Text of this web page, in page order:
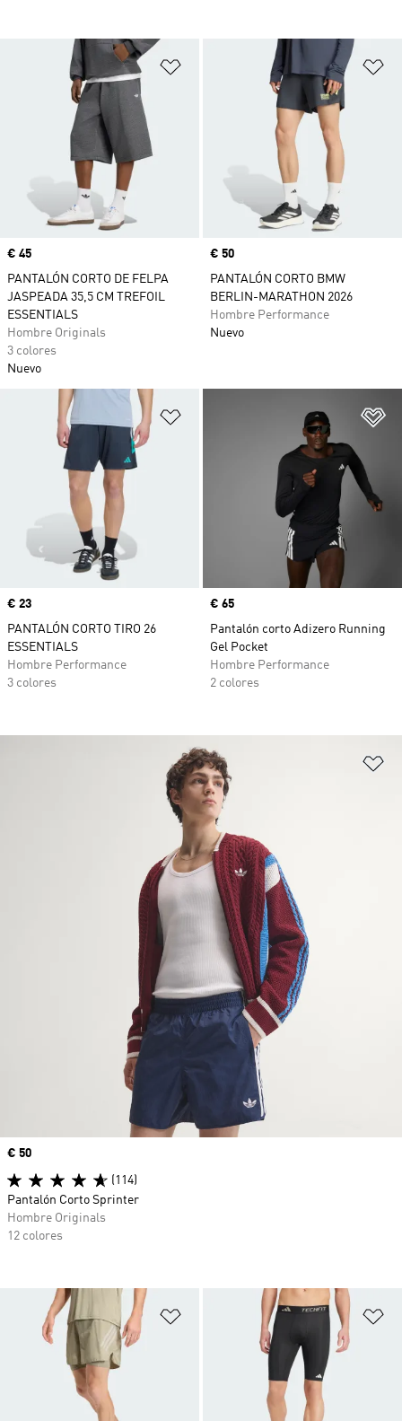
Añadir a la lista de deseos
Precio
€ 45
PANTALÓN CORTO DE FELPA
JASPEADA 35,5 CM TREFOIL
ESSENTIALS
Hombre Originals
3 colores
Nuevo
Precio
€ 50
PANTALÓN CORTO BMW
BERLIN-MARATHON 2026
Hombre Performance
Nuevo
Añadir a la lista de deseos
Precio
€ 23
PANTALÓN CORTO TIRO 26
ESSENTIALS
Hombre Performance
3 colores
Precio
€ 65
Pantalón corto Adizero Running
Gel Pocket
Hombre Performance
2 colores
Añadir a la lista de deseos
Precio
€ 50
(114)
Pantalón Corto Sprinter
Hombre Originals
12 colores